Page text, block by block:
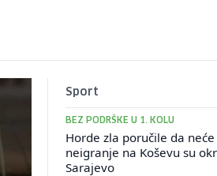
Sport
BEZ PODRŠKE U 1. KOLU
Horde zla poručile da
neigranje na Koševu su
Sarajevo